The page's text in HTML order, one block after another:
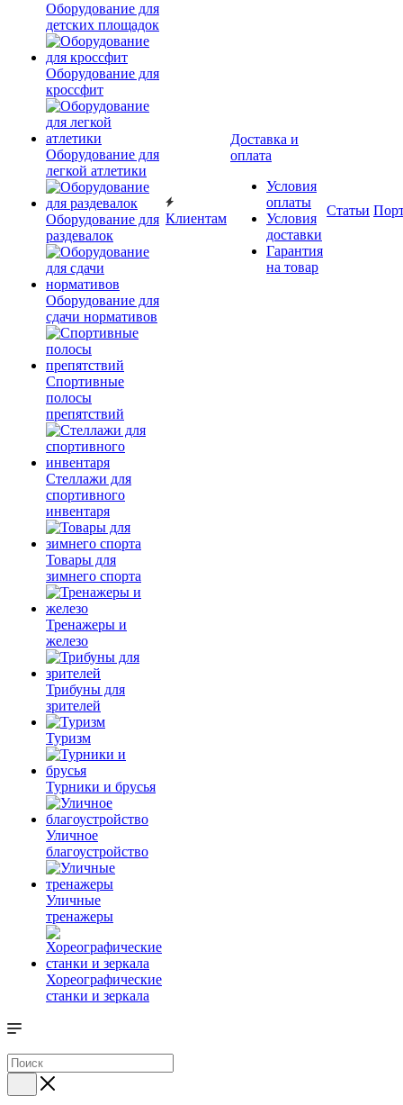
Оборудование для
детских площадок
Оборудование для
кроссфит
Оборудование для
легкой атлетики
Оборудование для
раздевалок
Оборудование для
сдачи нормативов
Спортивные
полосы
препятствий
Стеллажи для
спортивного
инвентаря
Товары для
зимнего спорта
Тренажеры и
железо
Трибуны для
зрителей
Туризм
Турники и брусья
Уличное
благоустройство
Уличные
тренажеры
Хореографические
станки и зеркала
Клиентам
Доставка и
оплата
Условия
оплаты
Условия
доставки
Гарантия
на товар
Статьи